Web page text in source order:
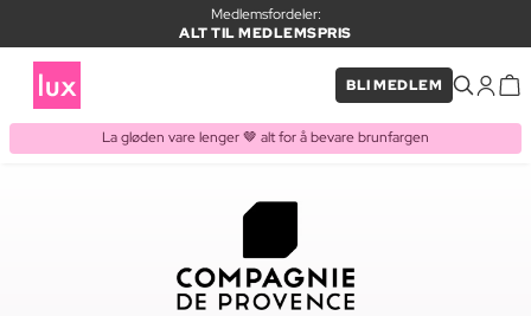
Medlemsfordeler:
ALT TIL MEDLEMSPRIS
BLI MEDLEM
La gløden vare lenger 🤎 alt for å bevare brunfargen